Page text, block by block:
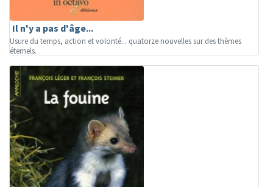
Il n'y a pas d'âge...
Usure du temps, action et volonté... quatorze nouvelles sur des thèmes
éternels.